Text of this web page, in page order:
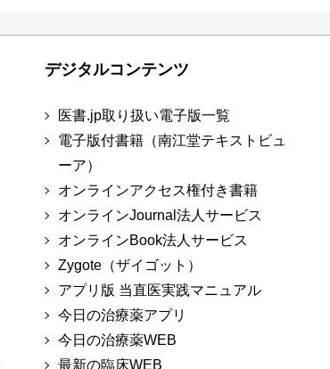
デジタルコンテンツ
医書.jp取り扱い電子版一覧
電子版付書籍（南江堂テキストビュ
ーア）
オンラインアクセス権付き書籍
オンラインJournal法人サービス
オンラインBook法人サービス
Zygote（ザイゴット）
アプリ版 当直医実践マニュアル
今日の治療薬アプリ
今日の治療薬WEB
最新の臨床WEB